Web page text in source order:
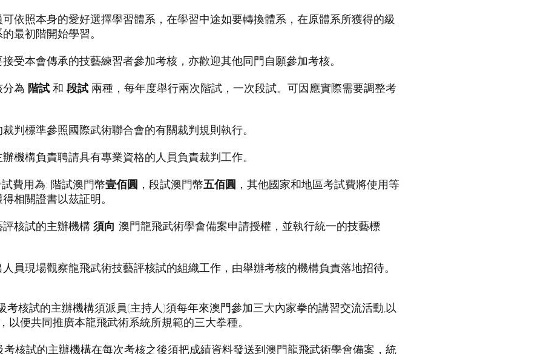
依照本身的愛好選擇學習體系，在學習中途如要轉換體系，在原體系所獲得的級
最初階開始學習。
受本會傳承的技藝練習者參加考核，亦歡迎其他同門自願參加考核。
分為 階試 和 段試 兩種，每年度舉行兩次階試，一次段試。可因應實際需要調整考
判標準參照國際武術聯合會的有關裁判規則執行。
機構負責聘請具有專業資格的人員負責裁判工作。
費用為: 階試澳門幣壹佰圓 ，段試澳門幣五佰圓 ，其他國家和地區考試費將使用等
相關證書以茲証明。
核試的主辦機構 須向 澳門龍飛武術學會備案申請授權，並執行統一的技藝標
員現場觀察龍飛武術技藝評核試的組織工作，由舉辦考核的機構負責落地招待。
考核試的主辦機構須派員(主持人)須每年來澳門參加三大內家拳的講習交流活動,以
以便共同推廣本龍飛武術系統所規範的三大拳種。
考核試的主辦機構在每次考核之後須把成績資料發送到澳門龍飛武術學會備案，統